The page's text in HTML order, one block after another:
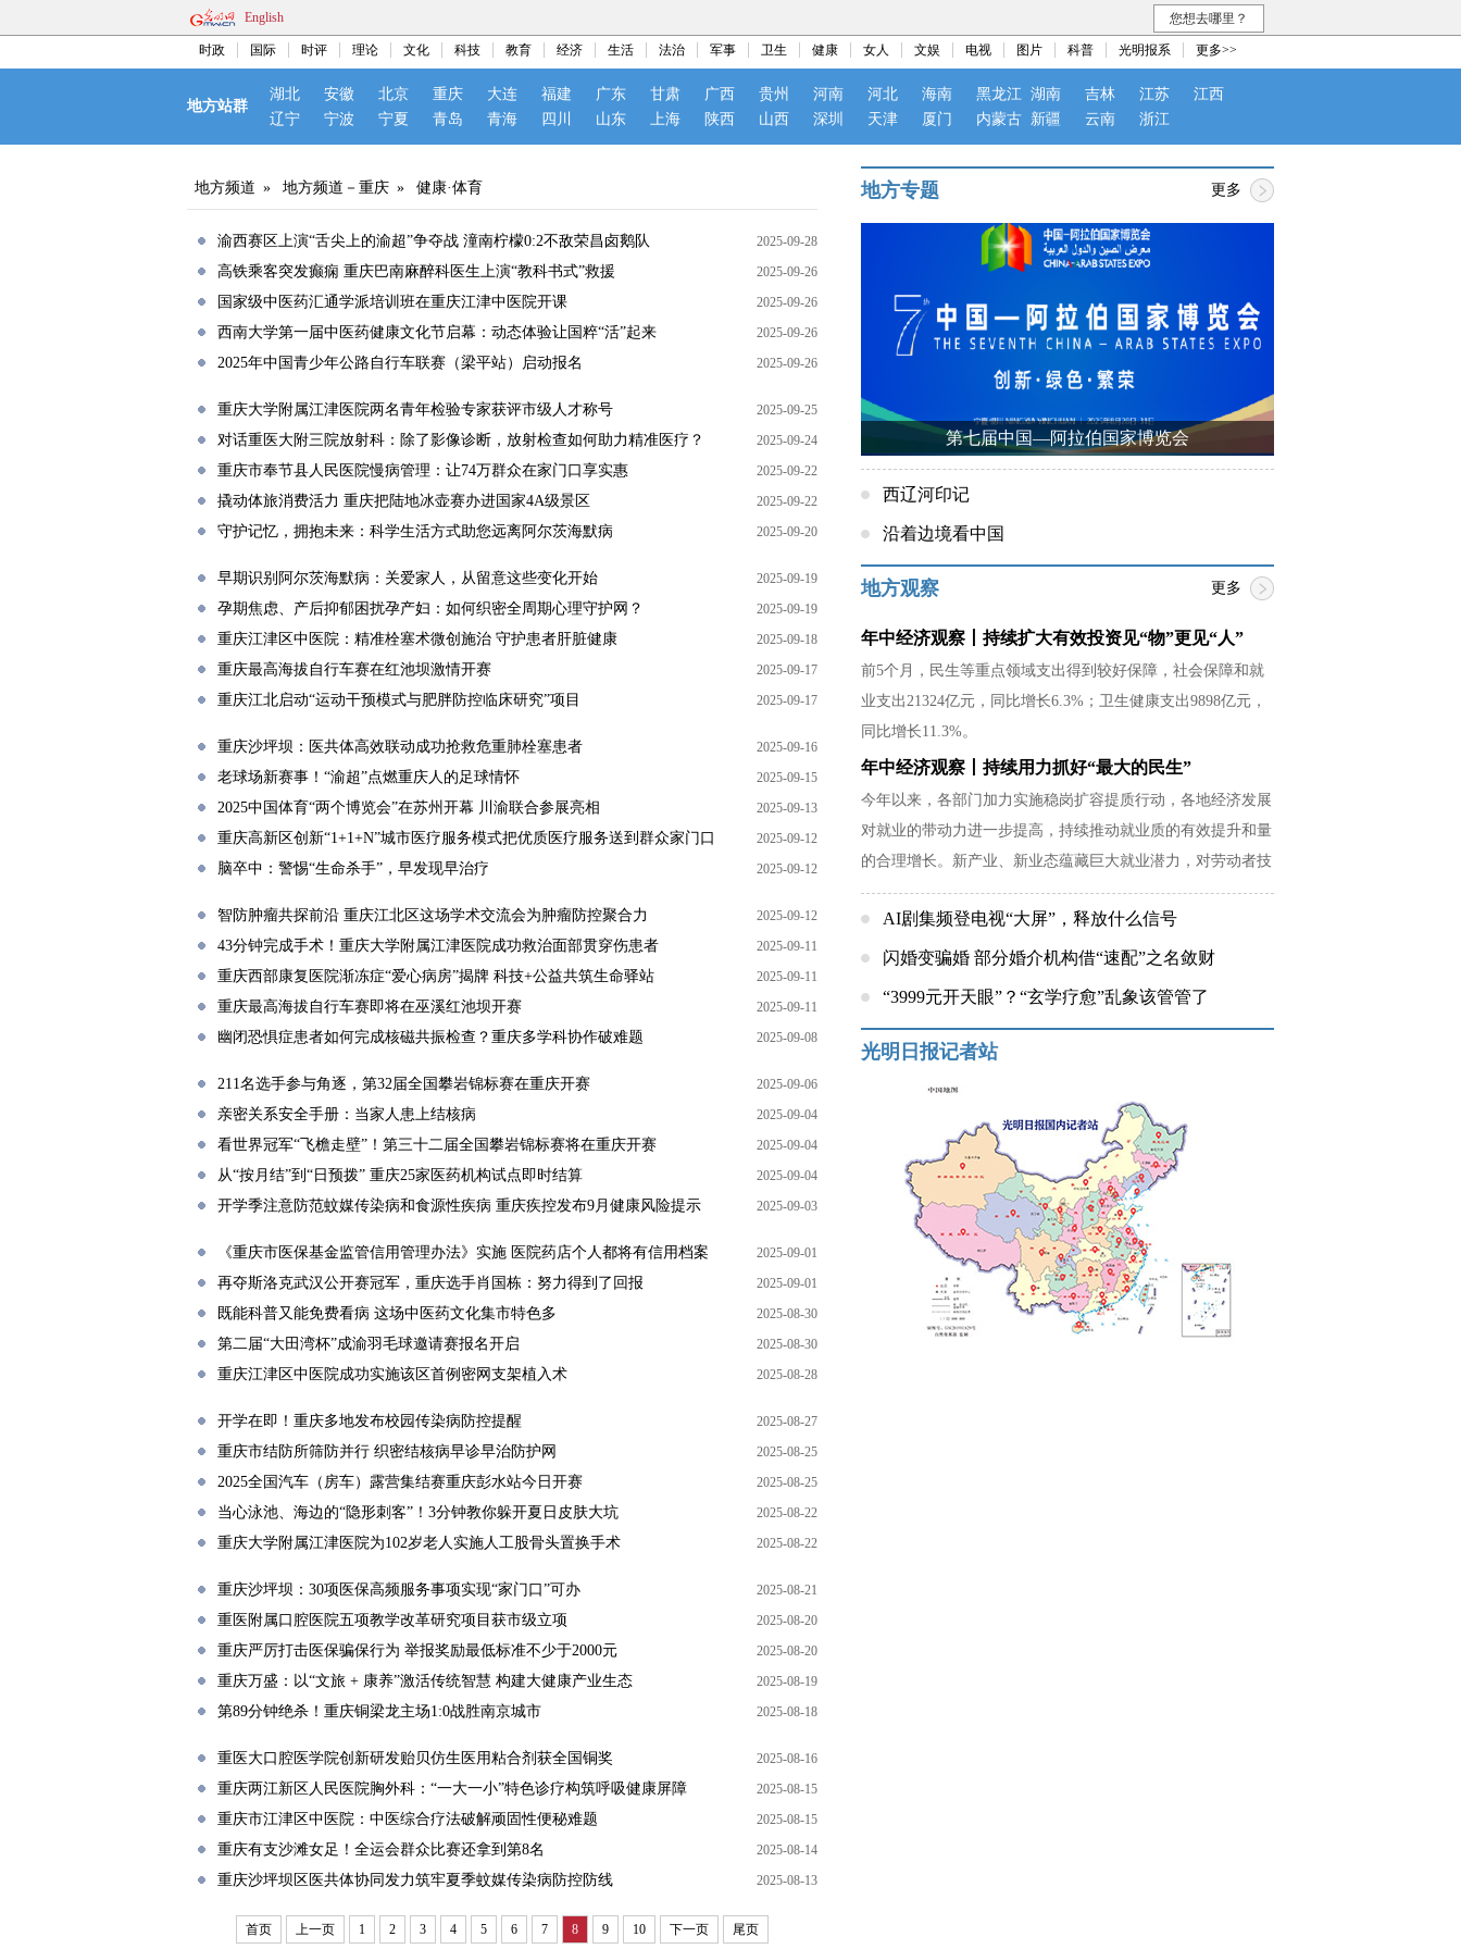
English 您想去哪里？
时政 国际 时评 理论 文化 科技 教育 经济 生活 法治 军事 卫生 健康 女人 文娱 电视 图片 科普 光明报系 更多>>
地方站群
湖北 安徽 北京 重庆 大连 福建 广东 甘肃 广西 贵州 河南 河北 海南 黑龙江 湖南 吉林 江苏
江西
辽宁
宁波 宁夏 青岛 青海 四川 山东 上海 陕西 山西 深圳 天津 厦门 内蒙古 新疆 云南 浙江
地方频道 » 地方频道－重庆 » 健康·体育
渝西赛区上演“舌尖上的渝超”争夺战 潼南柠檬0:2不敌荣昌卤鹅队 2025-09-28
高铁乘客突发癫痫 重庆巴南麻醉科医生上演“教科书式”救援 2025-09-26
国家级中医药汇通学派培训班在重庆江津中医院开课 2025-09-26
西南大学第一届中医药健康文化节启幕：动态体验让国粹“活”起来 2025-09-26
2025年中国青少年公路自行车联赛（梁平站）启动报名 2025-09-26
重庆大学附属江津医院两名青年检验专家获评市级人才称号 2025-09-25
对话重医大附三院放射科：除了影像诊断，放射检查如何助力精准医疗？ 2025-09-24
重庆市奉节县人民医院慢病管理：让74万群众在家门口享实惠 2025-09-22
撬动体旅消费活力 重庆把陆地冰壶赛办进国家4A级景区 2025-09-22
守护记忆，拥抱未来：科学生活方式助您远离阿尔茨海默病 2025-09-20
早期识别阿尔茨海默病：关爱家人，从留意这些变化开始 2025-09-19
孕期焦虑、产后抑郁困扰孕产妇：如何织密全周期心理守护网？ 2025-09-19
重庆江津区中医院：精准栓塞术微创施治 守护患者肝脏健康 2025-09-18
重庆最高海拔自行车赛在红池坝激情开赛 2025-09-17
重庆江北启动“运动干预模式与肥胖防控临床研究”项目 2025-09-17
重庆沙坪坝：医共体高效联动成功抢救危重肺栓塞患者 2025-09-16
老球场新赛事！“渝超”点燃重庆人的足球情怀 2025-09-15
2025中国体育“两个博览会”在苏州开幕 川渝联合参展亮相 2025-09-13
重庆高新区创新“1+1+N”城市医疗服务模式把优质医疗服务送到群众家门口 2025-09-12
脑卒中：警惕“生命杀手”，早发现早治疗 2025-09-12
智防肿瘤共探前沿 重庆江北区这场学术交流会为肿瘤防控聚合力 2025-09-12
43分钟完成手术！重庆大学附属江津医院成功救治面部贯穿伤患者 2025-09-11
重庆西部康复医院渐冻症“爱心病房”揭牌 科技+公益共筑生命驿站 2025-09-11
重庆最高海拔自行车赛即将在巫溪红池坝开赛 2025-09-11
幽闭恐惧症患者如何完成核磁共振检查？重庆多学科协作破难题 2025-09-08
211名选手参与角逐，第32届全国攀岩锦标赛在重庆开赛 2025-09-06
亲密关系安全手册：当家人患上结核病 2025-09-04
看世界冠军“飞檐走壁”！第三十二届全国攀岩锦标赛将在重庆开赛 2025-09-04
从“按月结”到“日预拨” 重庆25家医药机构试点即时结算 2025-09-04
开学季注意防范蚊媒传染病和食源性疾病 重庆疾控发布9月健康风险提示 2025-09-03
《重庆市医保基金监管信用管理办法》实施 医院药店个人都将有信用档案 2025-09-01
再夺斯洛克武汉公开赛冠军，重庆选手肖国栋：努力得到了回报 2025-09-01
既能科普又能免费看病 这场中医药文化集市特色多 2025-08-30
第二届“大田湾杯”成渝羽毛球邀请赛报名开启 2025-08-30
重庆江津区中医院成功实施该区首例密网支架植入术 2025-08-28
开学在即！重庆多地发布校园传染病防控提醒 2025-08-27
重庆市结防所筛防并行 织密结核病早诊早治防护网 2025-08-25
2025全国汽车（房车）露营集结赛重庆彭水站今日开赛 2025-08-25
当心泳池、海边的“隐形刺客”！3分钟教你躲开夏日皮肤大坑 2025-08-22
重庆大学附属江津医院为102岁老人实施人工股骨头置换手术 2025-08-22
重庆沙坪坝：30项医保高频服务事项实现“家门口”可办 2025-08-21
重医附属口腔医院五项教学改革研究项目获市级立项 2025-08-20
重庆严厉打击医保骗保行为 举报奖励最低标准不少于2000元 2025-08-20
重庆万盛：以“文旅 + 康养”激活传统智慧 构建大健康产业生态 2025-08-19
第89分钟绝杀！重庆铜梁龙主场1:0战胜南京城市 2025-08-18
重医大口腔医学院创新研发贻贝仿生医用粘合剂获全国铜奖 2025-08-16
重庆两江新区人民医院胸外科：“一大一小”特色诊疗构筑呼吸健康屏障 2025-08-15
重庆市江津区中医院：中医综合疗法破解顽固性便秘难题 2025-08-15
重庆有支沙滩女足！全运会群众比赛还拿到第8名 2025-08-14
重庆沙坪坝区医共体协同发力筑牢夏季蚊媒传染病防控防线 2025-08-13
首页 上一页 1 2 3 4 5 6 7 8 9 10 下一页 尾页
地方专题 更多
第七届中国—阿拉伯国家博览会
西辽河印记
沿着边境看中国
地方观察 更多
年中经济观察丨持续扩大有效投资见“物”更见“人”
前5个月，民生等重点领域支出得到较好保障，社会保障和就
业支出21324亿元，同比增长6.3%；卫生健康支出9898亿元，
同比增长11.3%。
年中经济观察丨持续用力抓好“最大的民生”
今年以来，各部门加力实施稳岗扩容提质行动，各地经济发展
对就业的带动力进一步提高，持续推动就业质的有效提升和量
的合理增长。新产业、新业态蕴藏巨大就业潜力，对劳动者技
能水平也提出了更高要求。
AI剧集频登电视“大屏”，释放什么信号
闪婚变骗婚 部分婚介机构借“速配”之名敛财
“3999元开天眼”？“玄学疗愈”乱象该管管了
光明日报记者站